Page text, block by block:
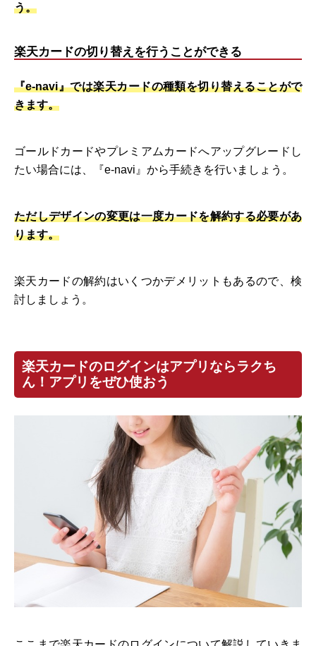
う。
楽天カードの切り替えを行うことができる
『e-navi』では楽天カードの種類を切り替えることがで
きます。
ゴールドカードやプレミアムカードへアップグレードし
たい場合には、『e-navi』から手続きを行いましょう。
ただしデザインの変更は一度カードを解約する必要があ
ります。
楽天カードの解約はいくつかデメリットもあるので、検
討しましょう。
楽天カードのログインはアプリならラクち
ん！アプリをぜひ使おう